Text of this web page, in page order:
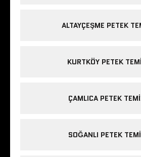
ALTAYÇEŞME PETEK
KURTKÖY PETEK
ÇAMLICA PETEK
SOĞANLI PETEK